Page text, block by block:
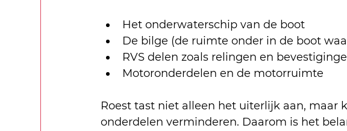
Het onderwaterschip van de boot
De bilge (de ruimte onder in de boot
RVS delen zoals relingen en
Motoronderdelen en de motorruimte
Roest tast niet alleen het uiterlijk aan, maar
onderdelen verminderen. Daarom is het